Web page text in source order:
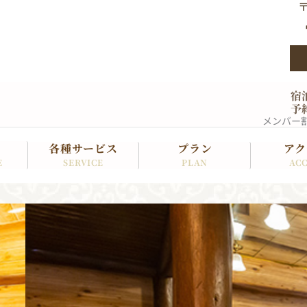
宿
予
メンバー
各種サービス
SERVICE
プラン
PLAN
ア